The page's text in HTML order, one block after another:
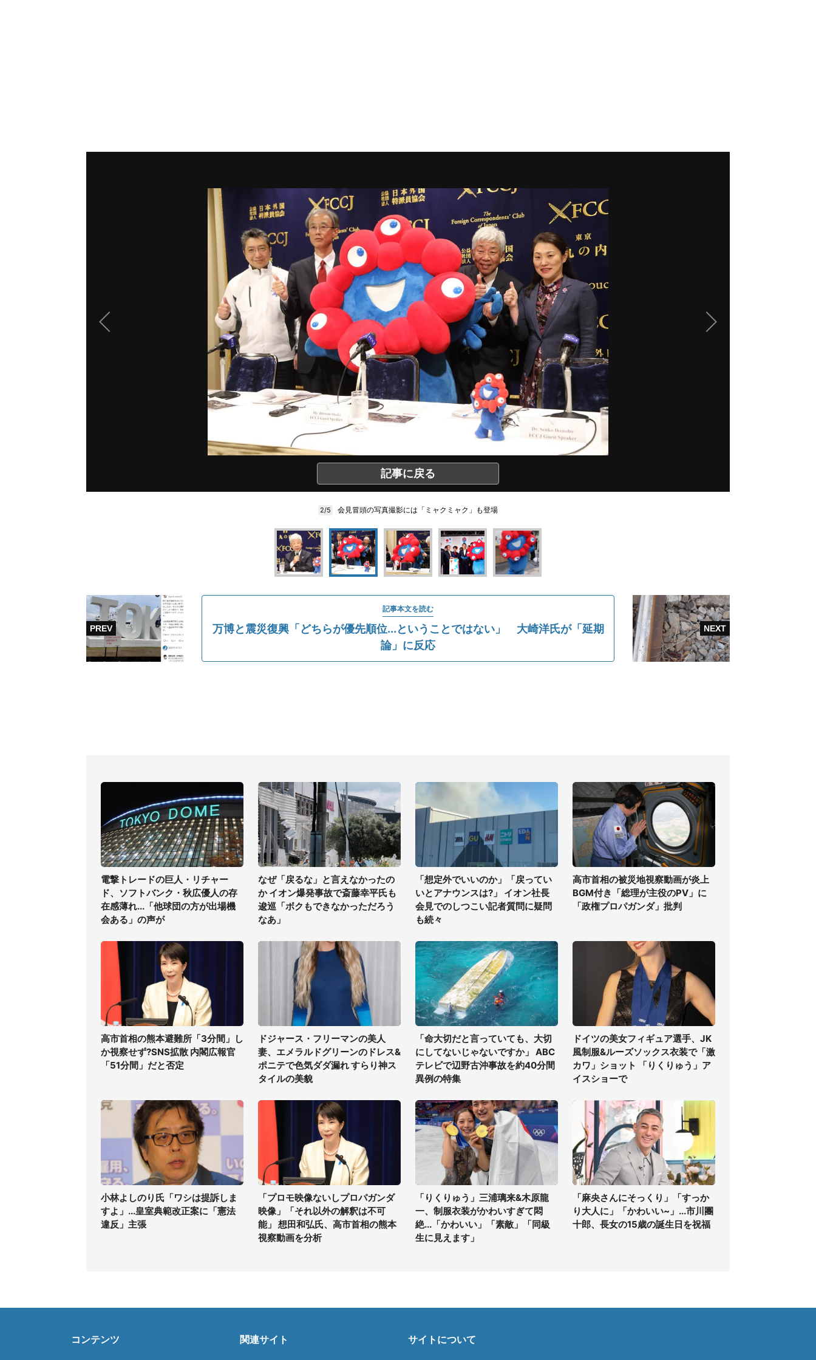
記事に戻る
2/5 会見冒頭の写真撮影には「ミャクミャク」も登場
記事本文を読む
万博と震災復興「どちらが優先順位...ということではない」 大崎洋氏が「延期
論」に反応
電撃トレードの巨人・リチャー
ド、ソフトバンク・秋広優人の存
在感薄れ...「他球団の方が出場機
会ある」の声が
なぜ「戻るな」と言えなかったの
か イオン爆発事故で斎藤幸平氏も
逡巡「ボクもできなかっただろう
なあ」
「想定外でいいのか」「戻ってい
いとアナウンスは?」 イオン社長
会見でのしつこい記者質問に疑問
も続々
高市首相の被災地視察動画が炎上
BGM付き「総理が主役のPV」に
「政権プロパガンダ」批判
高市首相の熊本避難所「3分間」し
か視察せず?SNS拡散 内閣広報官
「51分間」だと否定
ドジャース・フリーマンの美人
妻、エメラルドグリーンのドレス&
ポニテで色気ダダ漏れ すらり神ス
タイルの美貌
「命大切だと言っていても、大切
にしてないじゃないですか」 ABC
テレビで辺野古沖事故を約40分間
異例の特集
ドイツの美女フィギュア選手、JK
風制服&ルーズソックス衣装で「激
カワ」ショット 「りくりゅう」ア
イスショーで
小林よしのり氏「ワシは提訴しま
すよ」...皇室典範改正案に「憲法
違反」主張
「プロモ映像ないしプロパガンダ
映像」「それ以外の解釈は不可
能」 想田和弘氏、高市首相の熊本
視察動画を分析
「りくりゅう」三浦璃来&木原龍
一、制服衣装がかわいすぎて悶
絶...「かわいい」「素敵」「同級
生に見えます」
「麻央さんにそっくり」「すっか
り大人に」「かわいい~」...市川團
十郎、長女の15歳の誕生日を祝福
コンテンツ 関連サイト サイトについて